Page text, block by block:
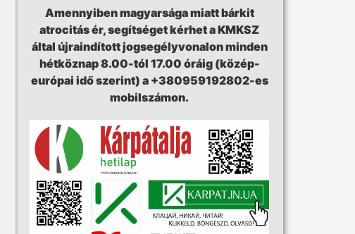
Amennyiben magyarsága miatt bárkit
atrocitás ér, segítséget kérhet a KMKSZ
által újraindított jogsegélyvonalon minden
hétköznap 8.00-tól 17.00 óráig (közép-
európai idő szerint) a +380959192802-es
mobilszámon.